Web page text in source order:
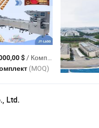
$/ Комплект
(MOQ)
Ltd.